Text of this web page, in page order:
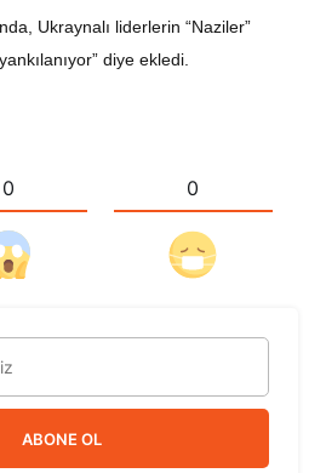
Ukraynalı liderlerin “Naziler”
diye ekledi.
0 0
ABONE OL